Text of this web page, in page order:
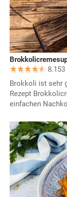
Brokkoli ist sehr
Rezept
einfachen